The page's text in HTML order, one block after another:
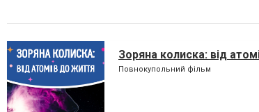
Зоряна колиска: від
Повнокупольний фільм